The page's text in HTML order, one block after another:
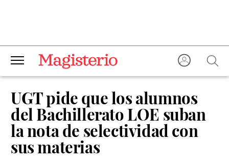
UGT pide que los alumnos
del Bachillerato LOE suban
la nota de selectividad con
sus materias